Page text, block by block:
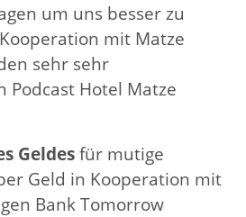
um uns besser zu
mit Matze
sehr sehr
Podcast Hotel Matze
Geldesfür mutige
Geld in Kooperation mit
Bank Tomorrow